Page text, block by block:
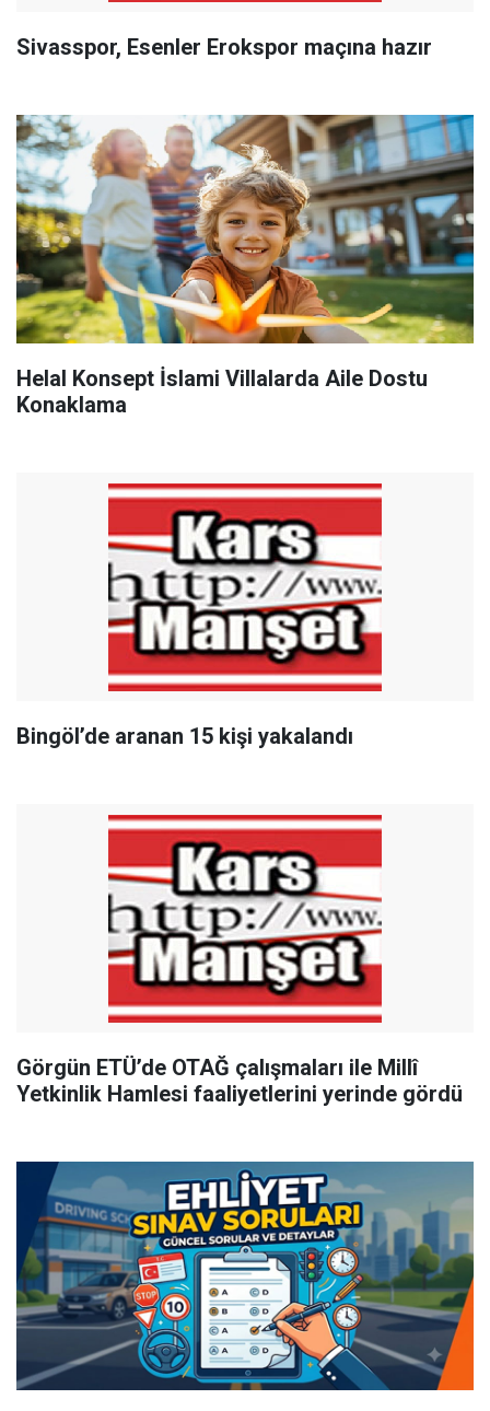
Sivasspor, Esenler Erokspor maçına hazır
Helal Konsept İslami Villalarda Aile Dostu
Konaklama
Bingöl’de aranan 15 kişi yakalandı
Görgün ETÜ’de OTAĞ çalışmaları ile Millî
Yetkinlik Hamlesi faaliyetlerini yerinde gördü